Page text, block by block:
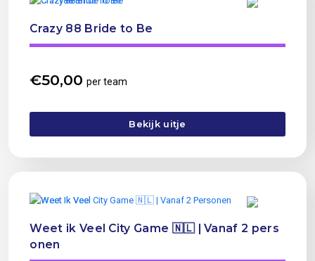
Crazy 88 Bride to Be
€50,00 per team
Bekijk uitje
Weet ik Veel City Game 🇳🇱 | Vanaf 2 pers
onen